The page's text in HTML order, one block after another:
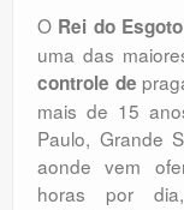
O Rei do
uma das
controle de
mais de 15
Paulo, Grande
aonde vem
horas por